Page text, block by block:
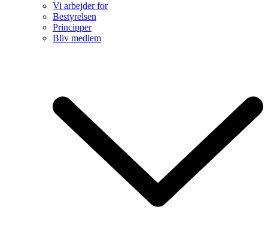
Vi arbejder for
Bestyrelsen
Principper
Bliv medlem